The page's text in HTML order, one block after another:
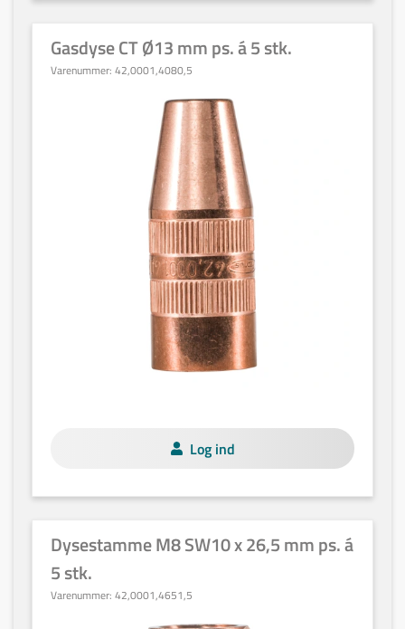
Gasdyse CT Ø13 mm ps. á 5 stk.
Varenummer: 42,0001,4080,5
Log ind
Dysestamme M8 SW10 x 26,5 mm ps. á
5 stk.
Varenummer: 42,0001,4651,5